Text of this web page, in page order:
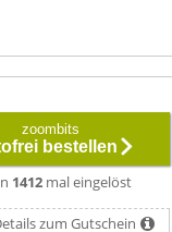
zoombits
bestellen
1412mal eingelöst
zum Gutschein